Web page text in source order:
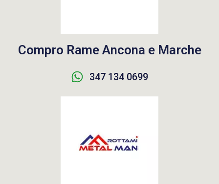
Compro Rame Ancona e Marche
347 134 0699